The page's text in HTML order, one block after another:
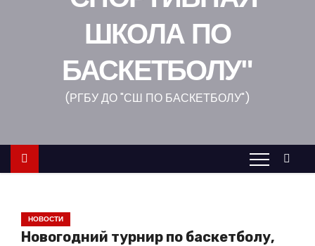
ШКОЛА ПО
БАСКЕТБОЛУ"
(РГБУ ДО "СШ ПО БАСКЕТБОЛУ")
НОВОСТИ
Новогодний турнир по баскетболу,